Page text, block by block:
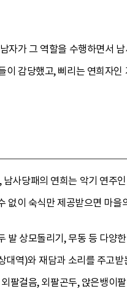
가 그 역할을 수행하면서
감당했고, 삐리는 연희자
남사당패의 연희는 악기 연주
이 숙식만 제공받으면 마
상모돌리기, 무동 등 다양
역)와 재담과 소리를 주고
팔걸음, 외팔곤두, 앉은뱅이